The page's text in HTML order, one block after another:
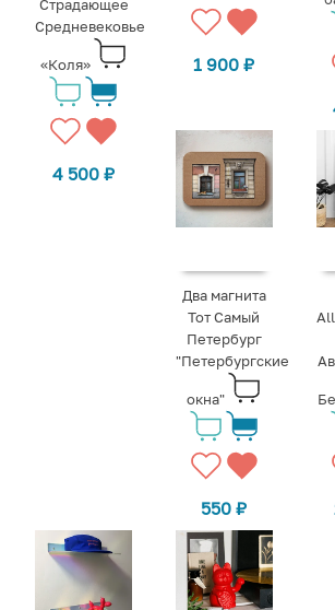
Страдающее
Средневековье
«Коля»
4 500₽
1 900₽
Два магнита
Тот Самый
Петербург
"Петербургские
окна"
550₽